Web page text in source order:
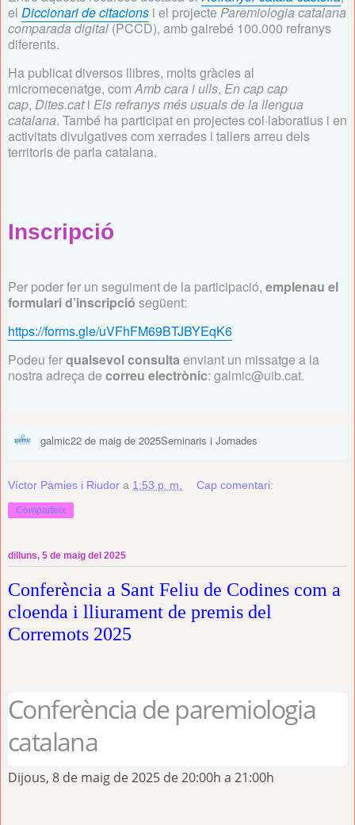
el Diccionari de citacions i el projecteParemiologia catalana
comparada digital(PCCD), amb gairebé 100.000 refranys
diferents.
Ha publicat diversos llibres, molts gràcies al
micromecenatge, comAmb cara i ulls, En cap cap
cap, Dites.cati Els refranys més usuals de la llengua
catalana. També ha participat en projectes col·laboratius i en
activitats divulgatives com xerrades i tallers arreu dels
territoris de parla catalana.
Inscripció
Per poder fer un seguiment de la participació, emplenau el
formulari d’inscripció següent:
https://forms.gle/uVFhFM69BTJBYEqK6
Podeu ferqualsevol consulta enviant un missatge a la
nostra adreça de correu electrònic: galmic@uib.cat.
galmicel
22 de maig de 2025Seminaris i Jornades
Víctor Pàmies i Riudor a 1:53 p. m. Cap comentari:
Comparteix
dilluns, 5 de maig del 2025
Conferència a Sant Feliu de Codines com a
cloenda i lliurament de premis del
Corremots 2025
Conferència de paremiologia
catalana
Dijous, 8 de maig de 2025 de 20:00h a 21:00h